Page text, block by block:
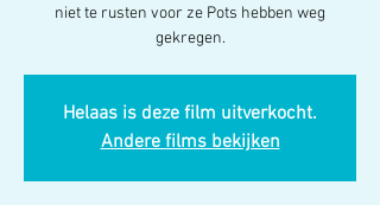
niet te rusten voor ze Pots hebben weg
gekregen.
Helaas is deze film uitverkocht.
Andere films bekijken